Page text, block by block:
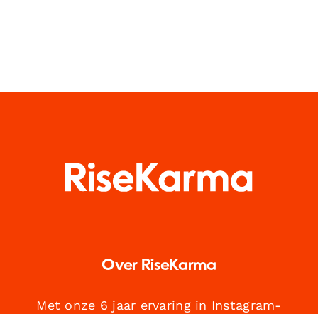
Over RiseKarma
Met onze 6 jaar ervaring in Instagram-